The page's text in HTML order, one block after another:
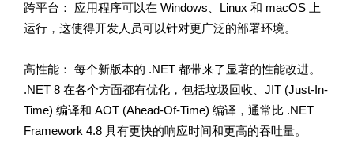
跨平台： 应用程序可以在 Windows、Linux 和 macOS 上
运行，这使得开发人员可以针对更广泛的部署环境。
高性能： 每个新版本的 .NET 都带来了显著的性能改进。
.NET 8 在各个方面都有优化，包括垃圾回收、JIT (Just-In-
Time) 编译和 AOT (Ahead-Of-Time) 编译，通常比 .NET
Framework 4.8 具有更快的响应时间和更高的吞吐量。